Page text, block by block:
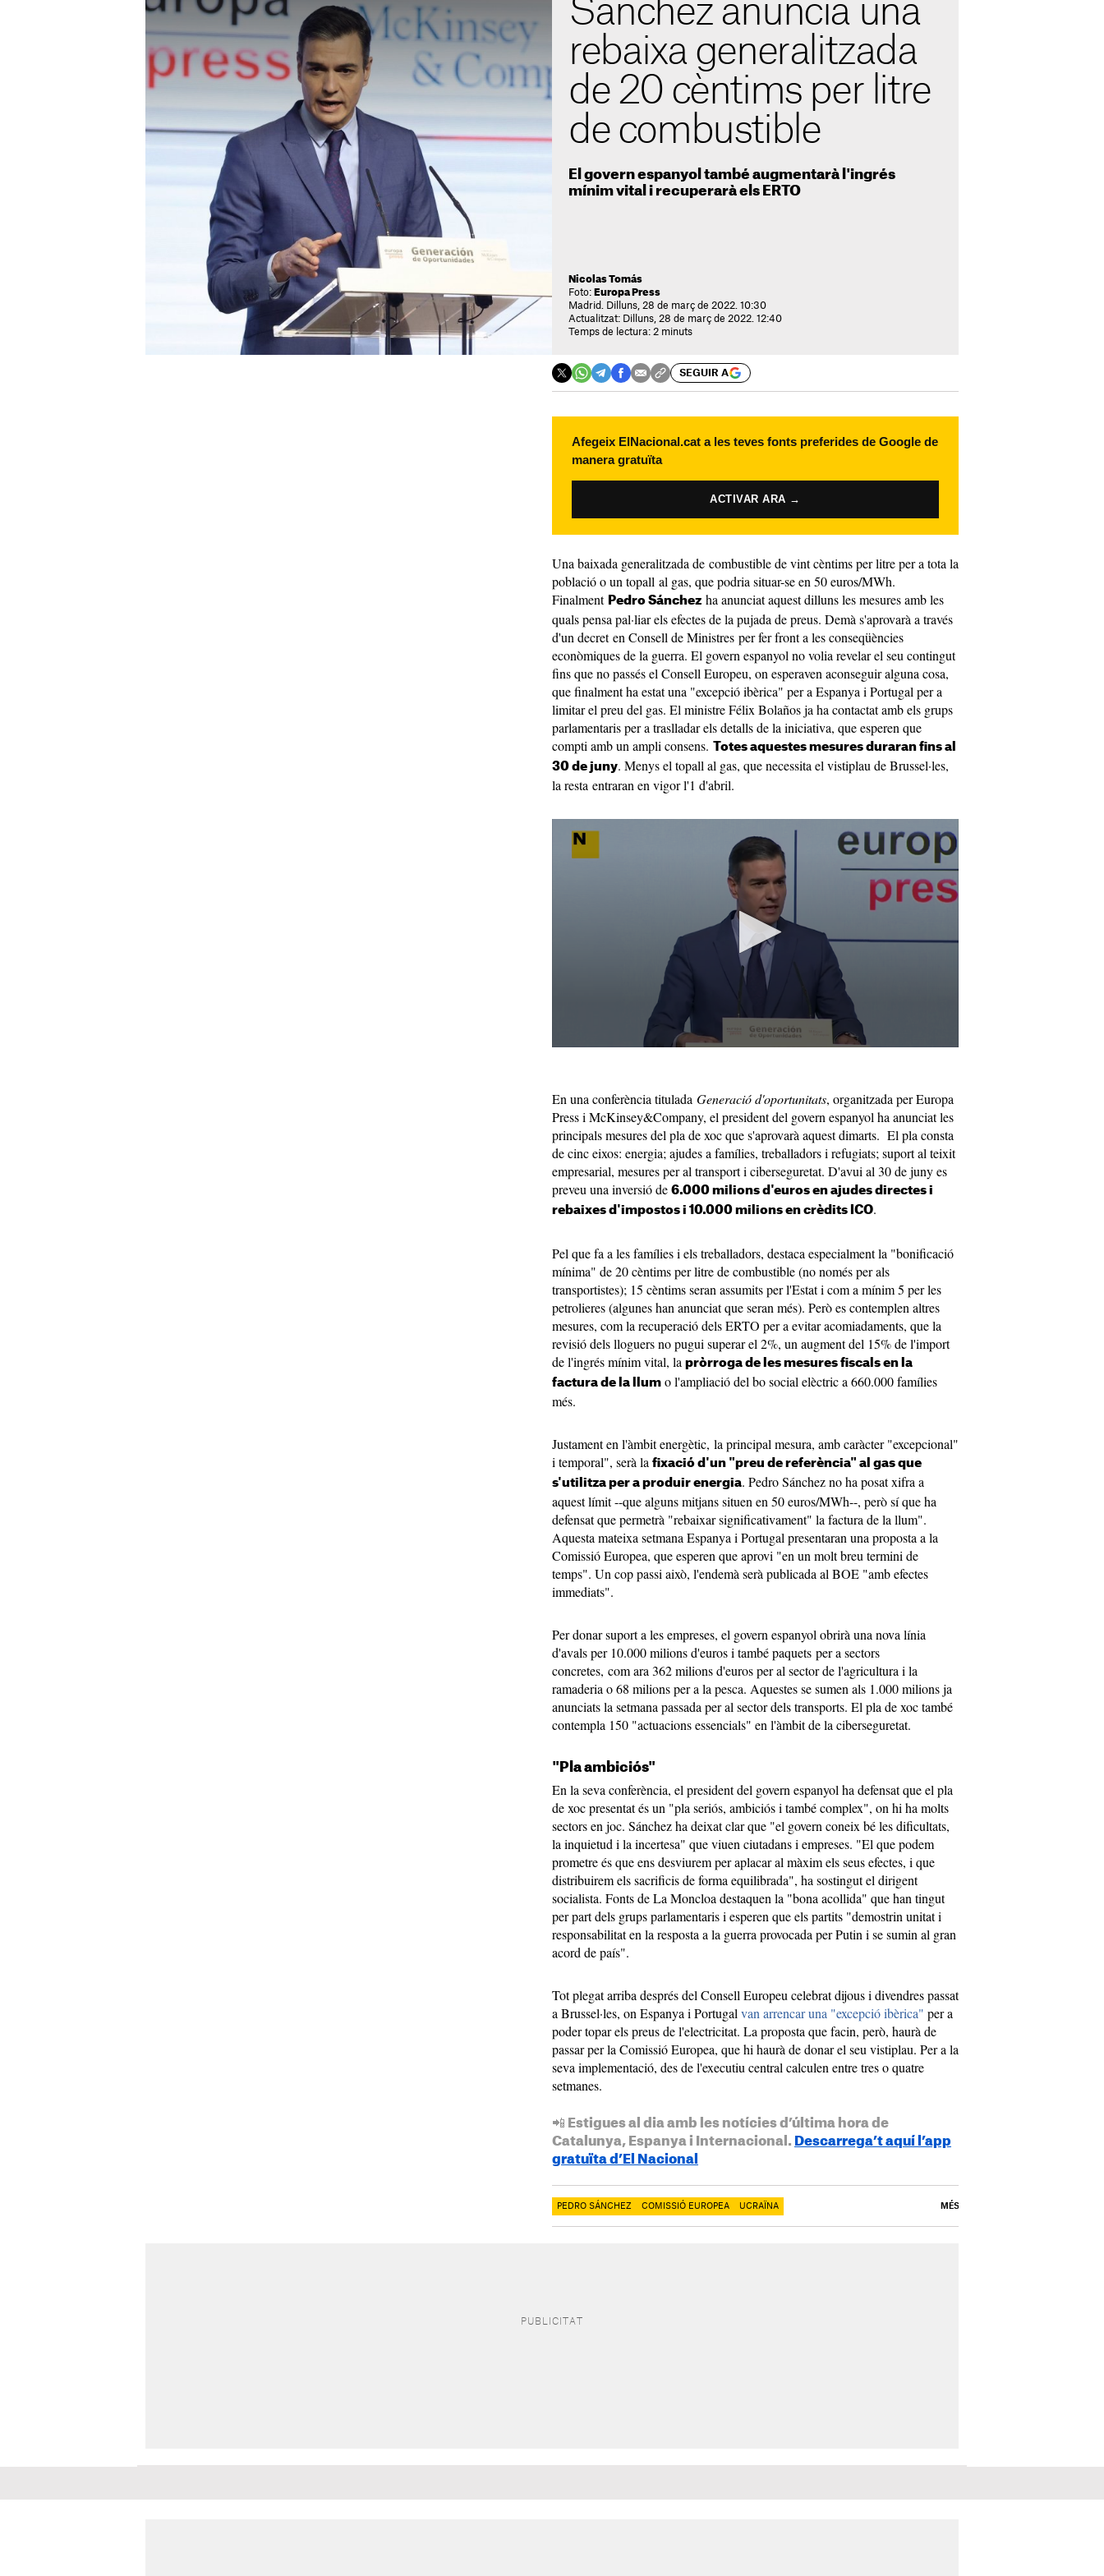
Sánchez anuncia una
rebaixa generalitzada
de 20 cèntims per litre
de combustible
El govern espanyol també augmentarà l'ingrés
mínim vital i recuperarà els ERTO
Nicolas Tomás
Foto: Europa Press
Madrid. Dilluns, 28 de març de 2022. 10:30
Actualitzat: Dilluns, 28 de març de 2022. 12:40
Temps de lectura: 2 minuts
SEGUIR A
Afegeix ElNacional.cat a les teves fonts preferides de Google de
manera gratuïta
ACTIVAR ARA →
Una baixada generalitzada de combustible de vint cèntims per litre per a tota la
població o un topall al gas, que podria situar-se en 50 euros/MWh.
Finalment Pedro Sánchez ha anunciat aquest dilluns les mesures amb les
quals pensa pal·liar els efectes de la pujada de preus. Demà s'aprovarà a través
d'un decret en Consell de Ministres per fer front a les conseqüències
econòmiques de la guerra. El govern espanyol no volia revelar el seu contingut
fins que no passés el Consell Europeu, on esperaven aconseguir alguna cosa,
que finalment ha estat una "excepció ibèrica" per a Espanya i Portugal per a
limitar el preu del gas. El ministre Félix Bolaños ja ha contactat amb els grups
parlamentaris per a traslladar els detalls de la iniciativa, que esperen que
compti amb un ampli consens.
Totes aquestes mesures duraran fins al
30 de juny. Menys el topall al gas, que necessita el vistiplau de Brussel·les,
la resta entraran en vigor l'1 d'abril.
En una conferència titulada Generació d'oportunitats, organitzada per Europa
Press i McKinsey&Company, el president del govern espanyol ha anunciat les
principals mesures del pla de xoc que s'aprovarà aquest dimarts. El pla consta
de cinc eixos: energia; ajudes a famílies, treballadors i refugiats; suport al teixit
empresarial, mesures per al transport i ciberseguretat. D'avui al 30 de juny es
preveu una inversió de 6.000 milions d'euros en ajudes directes i
rebaixes d'impostos i 10.000 milions en crèdits ICO.
Pel que fa a les famílies i els treballadors, destaca especialment la "bonificació
mínima" de 20 cèntims per litre de combustible (no només per als
transportistes); 15 cèntims seran assumits per l'Estat i com a mínim 5 per les
petrolieres (algunes han anunciat que seran més). Però es contemplen altres
mesures, com la recuperació dels ERTO per a evitar acomiadaments, que la
revisió dels lloguers no pugui superar el 2%, un augment del 15% de l'import
de l'ingrés mínim vital, la pròrroga de les mesures fiscals en la
factura de la llum o l'ampliació del bo social elèctric a 660.000 famílies
més.
Justament en l'àmbit energètic, la principal mesura, amb caràcter "excepcional"
i temporal", serà la fixació d'un "preu de referència" al gas que
s'utilitza per a produir energia. Pedro Sánchez no ha posat xifra a
aquest límit --que alguns mitjans situen en 50 euros/MWh--, però sí que ha
defensat que permetrà "rebaixar significativament" la factura de la llum".
Aquesta mateixa setmana Espanya i Portugal presentaran una proposta a la
Comissió Europea, que esperen que aprovi "en un molt breu termini de
temps". Un cop passi això, l'endemà serà publicada al BOE "amb efectes
immediats".
Per donar suport a les empreses, el govern espanyol obrirà una nova línia
d'avals per 10.000 milions d'euros i també paquets per a sectors
concretes, com ara 362 milions d'euros per al sector de l'agricultura i la
ramaderia o 68 milions per a la pesca. Aquestes se sumen als 1.000 milions ja
anunciats la setmana passada per al sector dels transports. El pla de xoc també
contempla 150 "actuacions essencials" en l'àmbit de la ciberseguretat.
"Pla ambiciós"
En la seva conferència, el president del govern espanyol ha defensat que el pla
de xoc presentat és un "pla seriós, ambiciós i també complex", on hi ha molts
sectors en joc. Sánchez ha deixat clar que "el govern coneix bé les dificultats,
la inquietud i la incertesa" que viuen ciutadans i empreses. "El que podem
prometre és que ens desviurem per aplacar al màxim els seus efectes, i que
distribuirem els sacrificis de forma equilibrada", ha sostingut el dirigent
socialista. Fonts de La Moncloa destaquen la "bona acollida" que han tingut
per part dels grups parlamentaris i esperen que els partits "demostrin unitat i
responsabilitat en la resposta a la guerra provocada per Putin i se sumin al gran
acord de país".
Tot plegat arriba després del Consell Europeu celebrat dijous i divendres passat
a Brussel·les, on Espanya i Portugalvan arrencar una "excepció ibèrica" per a
poder topar els preus de l'electricitat. La proposta que facin, però, haurà de
passar per la Comissió Europea, que hi haurà de donar el seu vistiplau. Per a la
seva implementació, des de l'executiu central calculen entre tres o quatre
setmanes.
📲 Estigues al dia amb les notícies d’última hora de
Catalunya, Espanya i Internacional. Descarrega’t aquí l’app
gratuïta d’El Nacional
PEDRO SÁNCHEZ COMISSIÓ EUROPEA UCRAÏNA MÉS